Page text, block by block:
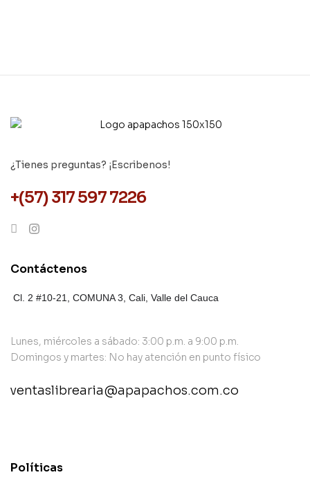
¿Tienes preguntas? ¡Escribenos!
+(57) 317 597 7226
Contáctenos
Cl. 2 #10-21, COMUNA 3, Cali, Valle del Cauca
Lunes, miércoles a sábado: 3:00 p.m. a 9:00 p.m.
Domingos y martes: No hay atención en punto físico
ventaslibrearia@apapachos.com.co
Políticas